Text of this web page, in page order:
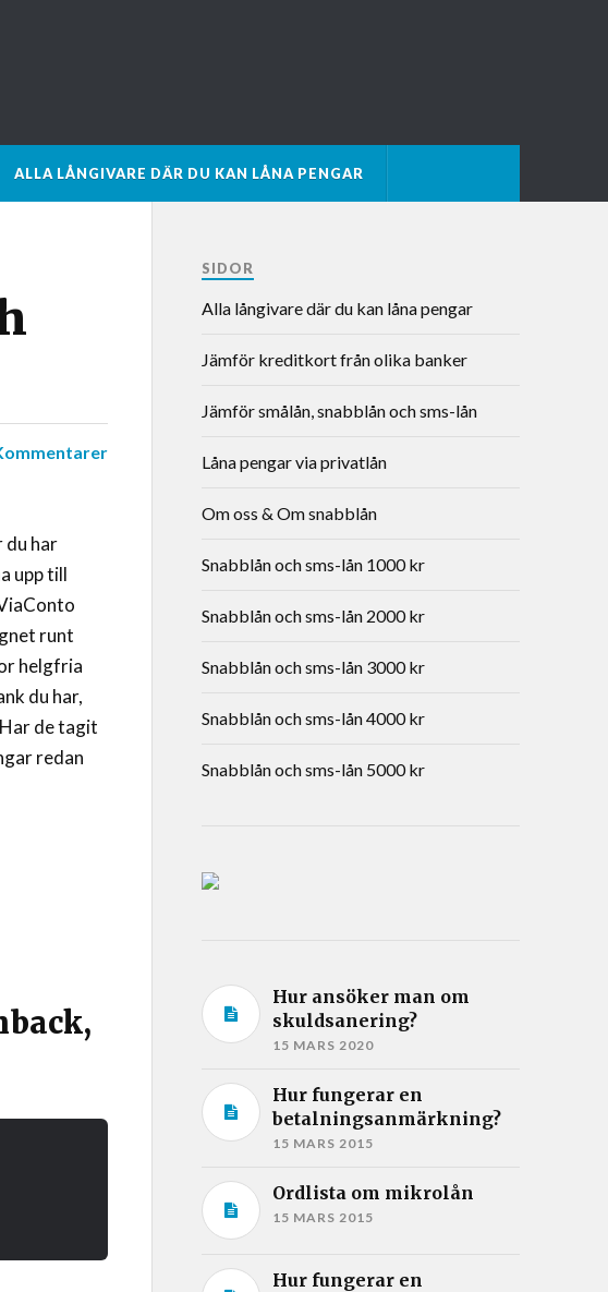
ALLA LÅNGIVARE DÄR DU KAN LÅNA PENGAR
har
upp till
runt
helgfria
du har,
de tagit
redan
SIDOR
Alla långivare där du kan låna pengar
Jämför kreditkort från olika banker
Jämför smålån, snabblån och sms-lån
Låna pengar via privatlån
Om oss & Om snabblån
Snabblån och sms-lån 1000 kr
Snabblån och sms-lån 2000 kr
Snabblån och sms-lån 3000 kr
Snabblån och sms-lån 4000 kr
Snabblån och sms-lån 5000 kr
Hur ansöker man om
skuldsanering?
15 MARS 2020
Hur fungerar en
betalningsanmärkning?
15 MARS 2015
Ordlista om mikrolån
15 MARS 2015
Hur fungerar en